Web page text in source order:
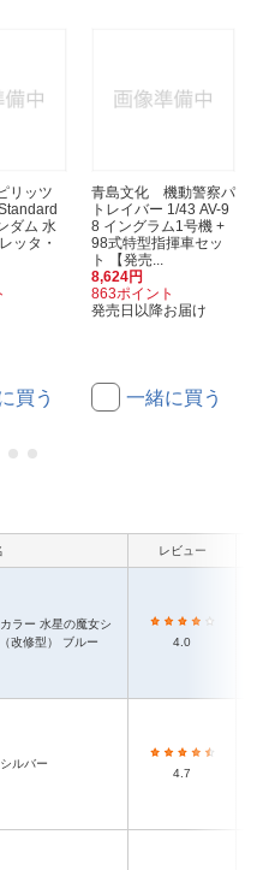
リッツ
ダム 水
ッタ・
買う
青島文化 機動警察パ
トレイバー 1/43 AV-9
8 イングラム1号機 +
98式特型指揮車セッ
ト 【発売...
8,624円
863ポイント
発売日以降お届け
一緒に買う
レビュー
改修型） ブルー
4.0
ルバー
4.7